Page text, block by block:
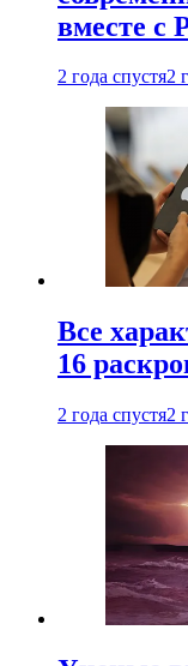
вместе с
2 года спустя2
Все
16
2 года спустя2